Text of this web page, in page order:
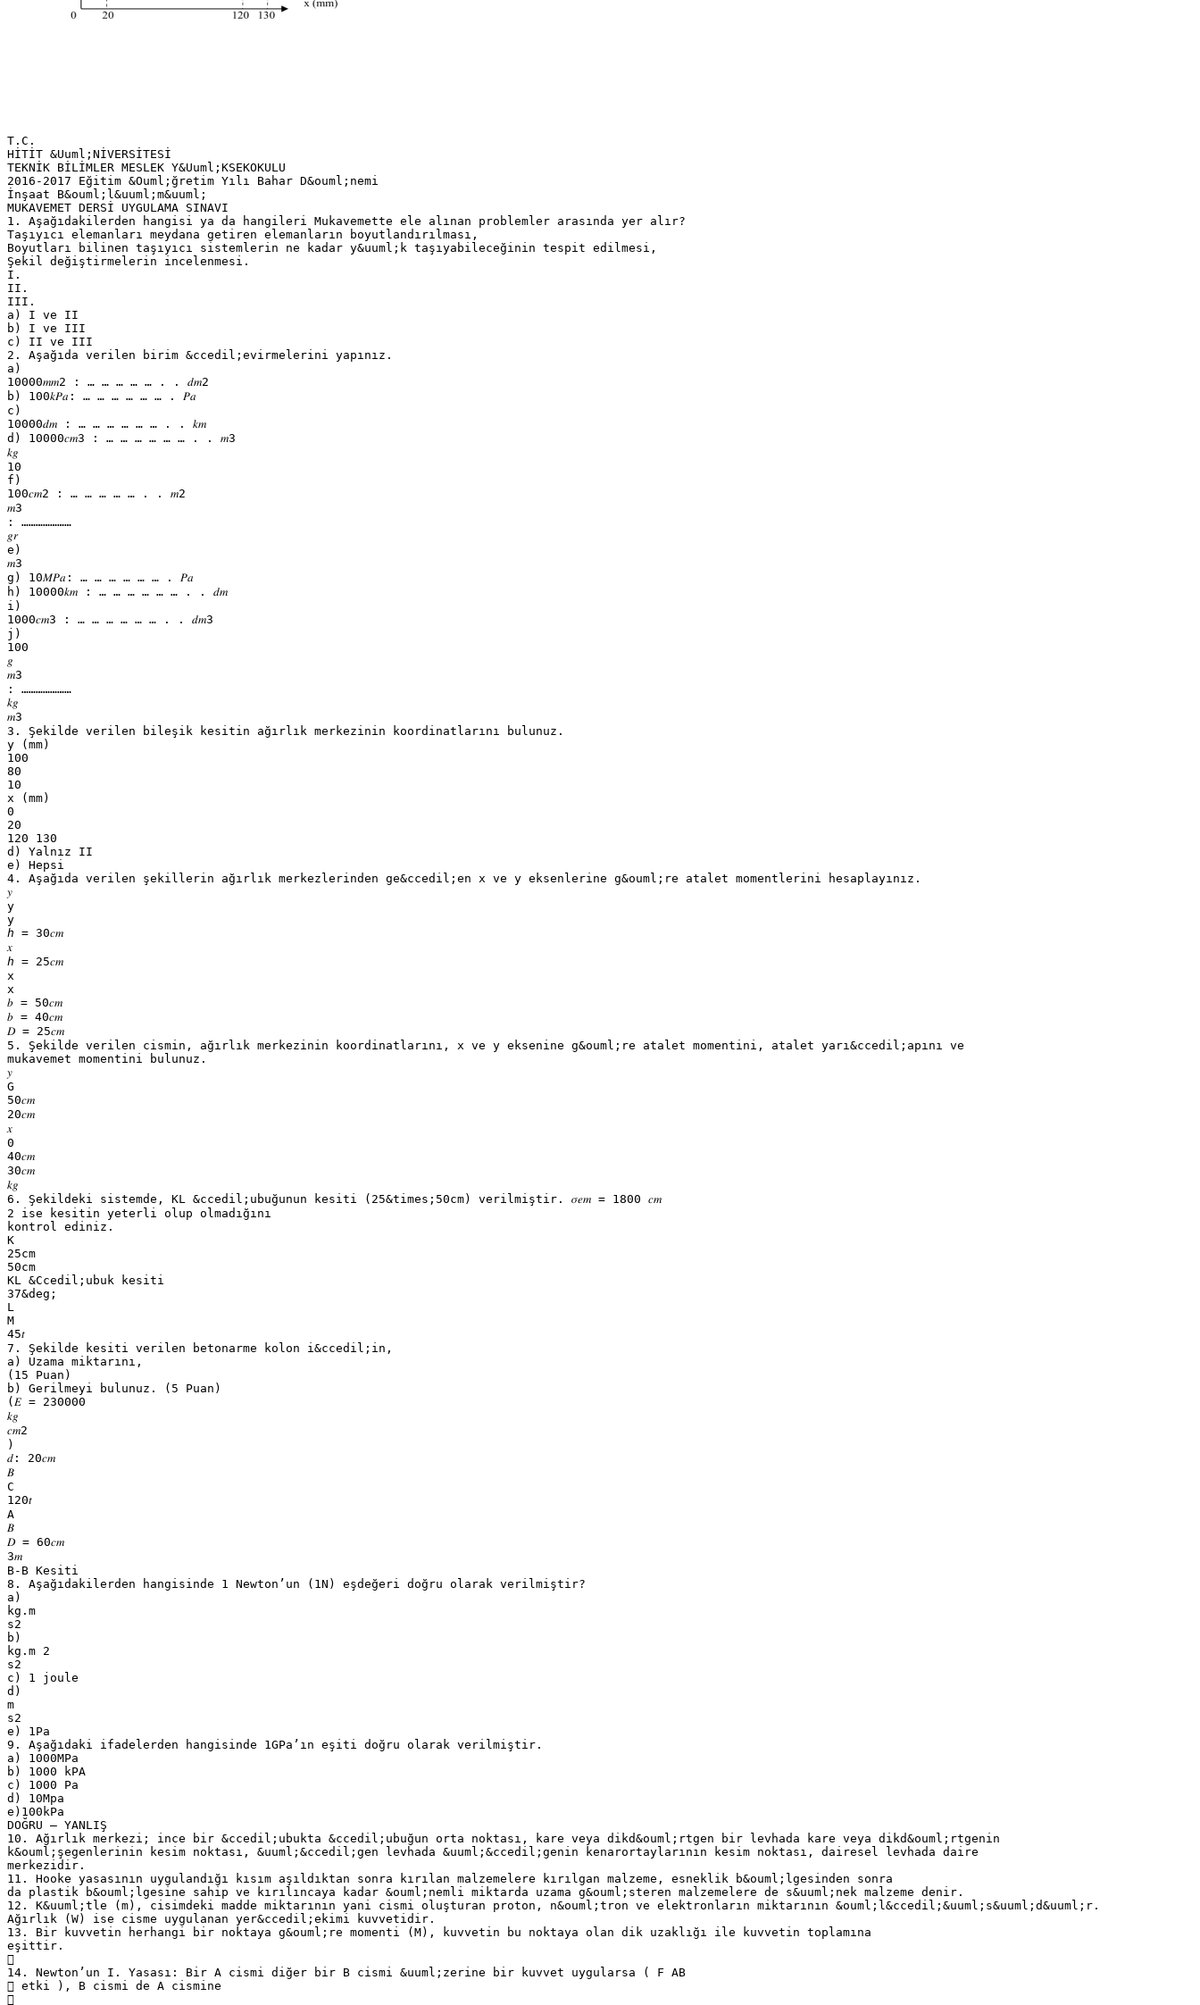
T.C.
HİTİT &Uuml;NİVERSİTESİ
TEKNİK BİLİMLER MESLEK Y&Uuml;KSEKOKULU
2016-2017 Eğitim &Ouml;ğretim Yılı Bahar D&ouml;nemi
İnşaat B&ouml;l&uuml;m&uuml;
MUKAVEMET DERSİ UYGULAMA SINAVI
1. Aşağıdakilerden hangisi ya da hangileri Mukavemette ele alınan problemler arasında yer alır?
Taşıyıcı elemanları meydana getiren elemanların boyutlandırılması,
Boyutları bilinen taşıyıcı sistemlerin ne kadar y&uuml;k taşıyabileceğinin tespit edilmesi,
Şekil değiştirmelerin incelenmesi.
I.
II.
III.
a) I ve II
b) I ve III
c) II ve III
2. Aşağıda verilen birim &ccedil;evirmelerini yapınız.
a)
10000𝑚𝑚2 ∶ … … … … … . . 𝑑𝑚2
b) 100𝑘𝑃𝑎: … … … … … … . 𝑃𝑎
c)
10000𝑑𝑚 ∶ … … … … … … . . 𝑘𝑚
d) 10000𝑐𝑚3 : … … … … … … . . 𝑚3
𝑘𝑔
10
f)
100𝑐𝑚2 ∶ … … … … … . . 𝑚2
𝑚3
∶ …………………
𝑔𝑟
e)
𝑚3
g) 10𝑀𝑃𝑎: … … … … … … . 𝑃𝑎
h) 10000𝑘𝑚 ∶ … … … … … … . . 𝑑𝑚
i)
1000𝑐𝑚3 : … … … … … … . . 𝑑𝑚3
j)
100
𝑔
𝑚3
∶ …………………
𝑘𝑔
𝑚3
3. Şekilde verilen bileşik kesitin ağırlık merkezinin koordinatlarını bulunuz.
y (mm)
100
80
10
x (mm)
0
20
120 130
d) Yalnız II
e) Hepsi
4. Aşağıda verilen şekillerin ağırlık merkezlerinden ge&ccedil;en x ve y eksenlerine g&ouml;re atalet momentlerini hesaplayınız.
𝑦
y
y
ℎ = 30𝑐𝑚
𝑥
ℎ = 25𝑐𝑚
x
x
𝑏 = 50𝑐𝑚
𝑏 = 40𝑐𝑚
𝐷 = 25𝑐𝑚
5. Şekilde verilen cismin, ağırlık merkezinin koordinatlarını, x ve y eksenine g&ouml;re atalet momentini, atalet yarı&ccedil;apını ve
mukavemet momentini bulunuz.
𝑦
G
50𝑐𝑚
20𝑐𝑚
𝑥
0
40𝑐𝑚
30𝑐𝑚
𝑘𝑔
6. Şekildeki sistemde, KL &ccedil;ubuğunun kesiti (25&times;50cm) verilmiştir. 𝜎𝑒𝑚 = 1800 𝑐𝑚
2 ise kesitin yeterli olup olmadığını
kontrol ediniz.
K
25cm
50cm
KL &Ccedil;ubuk kesiti
37&deg;
L
M
45𝑡
7. Şekilde kesiti verilen betonarme kolon i&ccedil;in,
a) Uzama miktarını,
(15 Puan)
b) Gerilmeyi bulunuz. (5 Puan)
(𝐸 = 230000
𝑘𝑔
𝑐𝑚2
)
𝑑: 20𝑐𝑚
𝐵
C
120𝑡
A
𝐵
𝐷 = 60𝑐𝑚
3𝑚
B-B Kesiti
8. Aşağıdakilerden hangisinde 1 Newton’un (1N) eşdeğeri doğru olarak verilmiştir?
a)
kg.m
s2
b)
kg.m 2
s2
c) 1 joule
d)
m
s2
e) 1Pa
9. Aşağıdaki ifadelerden hangisinde 1GPa’ın eşiti doğru olarak verilmiştir.
a) 1000MPa
b) 1000 kPA
c) 1000 Pa
d) 10Mpa
e)100kPa
DOĞRU – YANLIŞ
10. Ağırlık merkezi; ince bir &ccedil;ubukta &ccedil;ubuğun orta noktası, kare veya dikd&ouml;rtgen bir levhada kare veya dikd&ouml;rtgenin
k&ouml;şegenlerinin kesim noktası, &uuml;&ccedil;gen levhada &uuml;&ccedil;genin kenarortaylarının kesim noktası, dairesel levhada daire
merkezidir.
11. Hooke yasasının uygulandığı kısım aşıldıktan sonra kırılan malzemelere kırılgan malzeme, esneklik b&ouml;lgesinden sonra
da plastik b&ouml;lgesine sahip ve kırılıncaya kadar &ouml;nemli miktarda uzama g&ouml;steren malzemelere de s&uuml;nek malzeme denir.
12. K&uuml;tle (m), cisimdeki madde miktarının yani cismi oluşturan proton, n&ouml;tron ve elektronların miktarının &ouml;l&ccedil;&uuml;s&uuml;d&uuml;r.
Ağırlık (W) ise cisme uygulanan yer&ccedil;ekimi kuvvetidir.
13. Bir kuvvetin herhangi bir noktaya g&ouml;re momenti (M), kuvvetin bu noktaya olan dik uzaklığı ile kuvvetin toplamına
eşittir.

14. Newton’un I. Yasası: Bir A cismi diğer bir B cismi &uuml;zerine bir kuvvet uygularsa ( F AB
 etki ), B cismi de A cismine
